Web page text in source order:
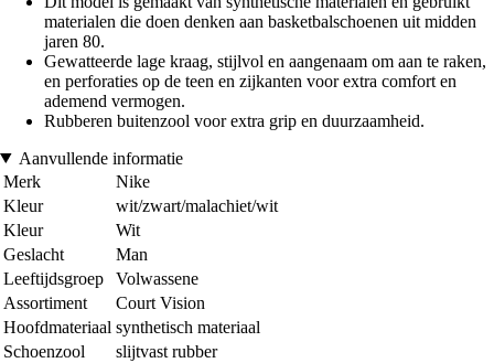
materialen die doen denken aan basketbalschoenen uit midden
jaren 80.
Gewatteerde lage kraag, stijlvol en aangenaam om aan te raken,
en perforaties op de teen en zijkanten voor extra comfort en
ademend vermogen.
Rubberen buitenzool voor extra grip en duurzaamheid.
Aanvullende informatie
Merk
Nike
Kleur
wit/zwart/malachiet/wit
Kleur
Wit
Geslacht
Man
Leeftijdsgroep
Volwassene
Assortiment
Court Vision
Hoofdmateriaal synthetisch materiaal
Schoenzool
slijtvast rubber